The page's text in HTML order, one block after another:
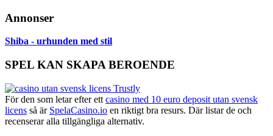
Annonser
Shiba - urhunden med stil
SPEL KAN SKAPA BEROENDE
För den som letar efter ett casino med 10 euro deposit utan svensk
licens så är SpelaCasino.io en riktigt bra resurs. Där listar de och
recenserar alla tillgängliga alternativ.